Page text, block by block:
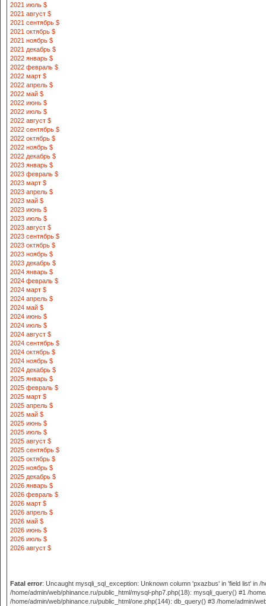
2021 июль $
2021 август $
2021 сентябрь $
2021 октябрь $
2021 ноябрь $
2021 декабрь $
2022 январь $
2022 февраль $
2022 март $
2022 апрель $
2022 май $
2022 июнь $
2022 июль $
2022 август $
2022 сентябрь $
2022 октябрь $
2022 ноябрь $
2022 декабрь $
2023 январь $
2023 февраль $
2023 март $
2023 апрель $
2023 май $
2023 июнь $
2023 июль $
2023 август $
2023 сентябрь $
2023 октябрь $
2023 ноябрь $
2023 декабрь $
2024 январь $
2024 февраль $
2024 март $
2024 апрель $
2024 май $
2024 июнь $
2024 июль $
2024 август $
2024 сентябрь $
2024 октябрь $
2024 ноябрь $
2024 декабрь $
2025 январь $
2025 февраль $
2025 март $
2025 апрель $
2025 май $
2025 июнь $
2025 июль $
2025 август $
2025 сентябрь $
2025 октябрь $
2025 ноябрь $
2025 декабрь $
2026 январь $
2026 февраль $
2026 март $
2026 апрель $
2026 май $
2026 июнь $
2026 июль $
2026 август $
Fatal error: Uncaught mysqli_sql_exception: Unknown column 'pxazbus' in 'field list' in
/home/admin/web/phinance.ru/public_html/mysql-php7.php(18): mysqli_query() #1 /
/home/admin/web/phinance.ru/public_html/one.php(144): db_query() #3 /home/admin/